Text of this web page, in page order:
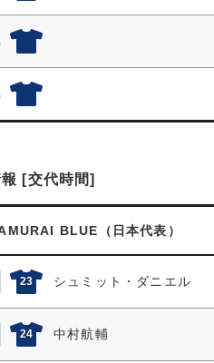
[交代時間]
BLUE（日本代表）
23 シュミット・ダニエル
24 中村航輔